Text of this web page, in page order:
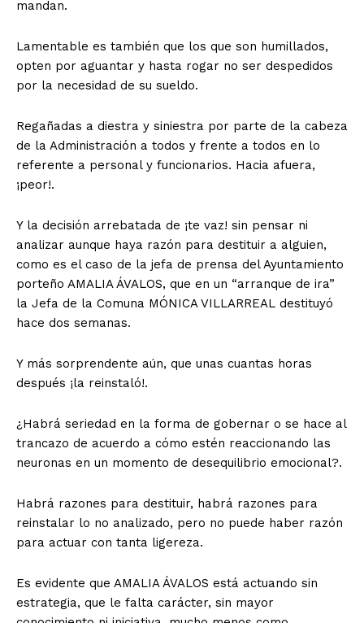
mandan.
Lamentable es también que los que son humillados,
opten por aguantar y hasta rogar no ser despedidos
por la necesidad de su sueldo.
Regañadas a diestra y siniestra por parte de la cabeza
de la Administración a todos y frente a todos en lo
referente a personal y funcionarios. Hacia afuera,
¡peor!.
Y la decisión arrebatada de ¡te vaz! sin pensar ni
analizar aunque haya razón para destituir a alguien,
como es el caso de la jefa de prensa del Ayuntamiento
porteño AMALIA ÁVALOS, que en un “arranque de ira”
la Jefa de la Comuna MÓNICA VILLARREAL destituyó
hace dos semanas.
Y más sorprendente aún, que unas cuantas horas
después ¡la reinstaló!.
¿Habrá seriedad en la forma de gobernar o se hace al
trancazo de acuerdo a cómo estén reaccionando las
neuronas en un momento de desequilibrio emocional?.
Habrá razones para destituir, habrá razones para
reinstalar lo no analizado, pero no puede haber razón
para actuar con tanta ligereza.
Es evidente que AMALIA ÁVALOS está actuando sin
estrategia, que le falta carácter, sin mayor